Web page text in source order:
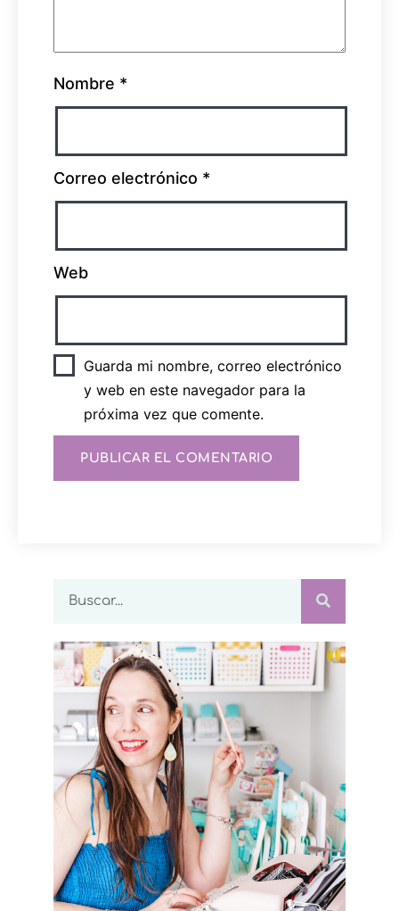
Nombre *
Correo electrónico *
Web
Guarda mi nombre, correo electrónico
y web en este navegador para la
próxima vez que comente.